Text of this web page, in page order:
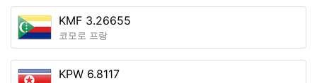
KMF 3.26655
코모로 프랑
KPW 6.8117